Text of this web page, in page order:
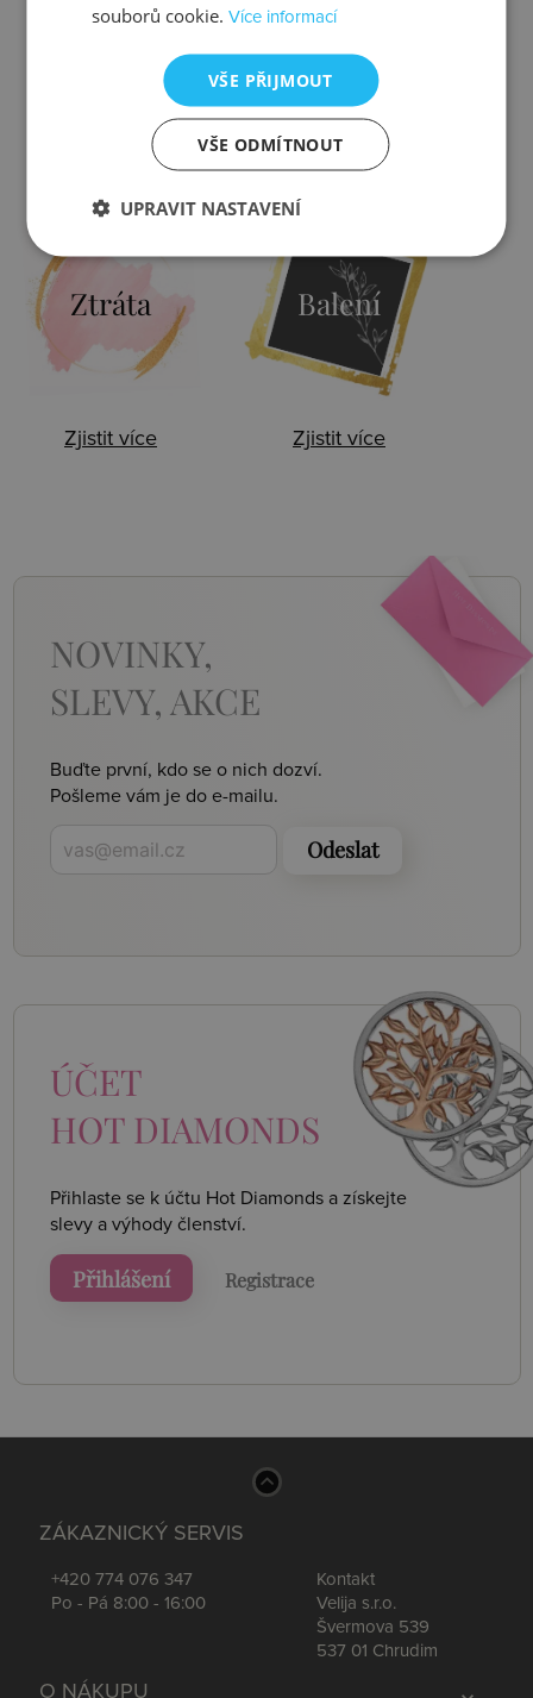
Kontrola
Zjistit více
Výměna
Zjistit více
Ztráta
Zjistit více
Balení
Zjistit více
NOVINKY,
SLEVY, AKCE
Buďte první, kdo se o nich dozví.
Pošleme vám je do e-mailu.
Odeslat
ÚČET
HOT DIAMONDS
Přihlaste se k účtu Hot Diamonds a získejte
slevy a výhody členství.
Přihlášení Registrace
ZÁKAZNICKÝ SERVIS
+420 774 076 347
Po - Pá 8:00 - 16:00
Kontakt
Velija s.r.o.
Švermova 539
537 01 Chrudim
O NÁKUPU
souborů cookie.Více informací
VŠE PŘIJMOUT
VŠE ODMÍTNOUT
UPRAVIT NASTAVENÍ